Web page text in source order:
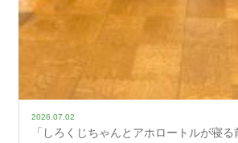
2026.07.02
「しろくじちゃんとアホロートルが寝